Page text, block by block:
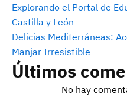
Explorando el Portal de
Castilla y León
Delicias Mediterráneas:
Manjar Irresistible
Últimos
No hay